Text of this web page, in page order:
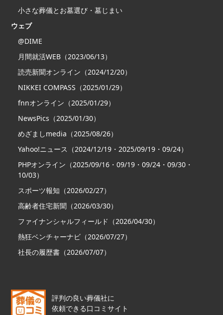
小さな葬儀とお墓選び・墓じまい
ウェブ
@DIME
月間就活WEB（2023/06/13）
読売新聞オンライン（2024/12/20）
NIKKEI COMPASS（2025/01/29）
fnnオンライン（2025/01/29）
NewsPics（2025/01/30）
めざましmedia（2025/08/26）
Yahoo!ニュース（2024/12/19・2025/09/19・09/24）
PHPオンライン（2025/09/16・09/19・09/24・09/30・
10/03）
スポーツ報知（2026/02/27）
高齢者住宅新聞（2026/03/30）
ファイナンシャルフィールド（2026/04/30）
熱狂ベンチャーナビ（2026/07/27）
社長の履歴書（2026/07/07）
評判の良い葬儀社に
依頼できる口コミサイト